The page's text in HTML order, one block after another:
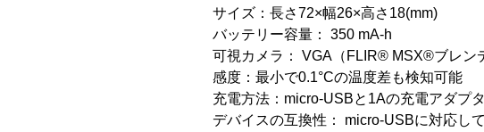
サイズ：長さ72×幅26×高さ18(mm)
バッテリー容量： 350 mA-h
可視カメラ： VGA（FLIR® MSX®ブレン
感度：最小で0.1°Cの温度差も検知可能
充電方法：micro-USBと1Aの充電アダプ
デバイスの互換性： micro-USBに対応し